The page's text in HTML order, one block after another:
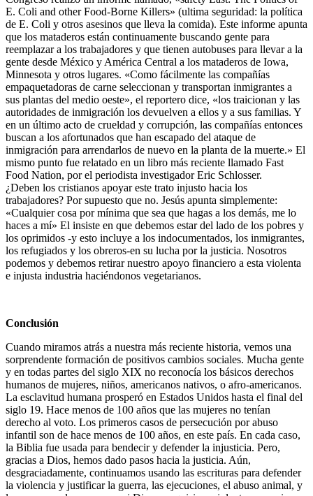
E. Coli and other Food-Borne Killers» (ultima seguridad: la política
de E. Coli y otros asesinos que lleva la comida). Este informe apunta
que los mataderos están continuamente buscando gente para
reemplazar a los trabajadores y que tienen autobuses para llevar a la
gente desde México y América Central a los mataderos de Iowa,
Minnesota y otros lugares. «Como fácilmente las compañías
empaquetadoras de carne seleccionan y transportan inmigrantes a
sus plantas del medio oeste», el reportero dice, «los traicionan y las
autoridades de inmigración los devuelven a ellos y a sus familias. Y
en un último acto de crueldad y corrupción, las compañías entonces
buscan a los afortunados que han escapado del ataque de
inmigración para arrendarlos de nuevo en la planta de la muerte.» El
mismo punto fue relatado en un libro más reciente llamado Fast
Food Nation, por el periodista investigador Eric Schlosser.
¿Deben los cristianos apoyar este trato injusto hacia los
trabajadores? Por supuesto que no. Jesús apunta simplemente:
«Cualquier cosa por mínima que sea que hagas a los demás, me lo
haces a mí» El insiste en que debemos estar del lado de los pobres y
los oprimidos -y esto incluye a los indocumentados, los inmigrantes,
los refugiados y los obreros-en su lucha por la justicia. Nosotros
podemos y debemos retirar nuestro apoyo financiero a esta violenta
e injusta industria haciéndonos vegetarianos.
Conclusión
Cuando miramos atrás a nuestra más reciente historia, vemos una
sorprendente formación de positivos cambios sociales. Mucha gente
y en todas partes del siglo XIX no reconocía los básicos derechos
humanos de mujeres, niños, americanos nativos, o afro-americanos.
La esclavitud humana prosperó en Estados Unidos hasta el final del
siglo 19. Hace menos de 100 años que las mujeres no tenían
derecho al voto. Los primeros casos de persecución por abuso
infantil son de hace menos de 100 años, en este país. En cada caso,
la Biblia fue usada para bendecir y defender la injusticia. Pero,
gracias a Dios, hemos dado pasos hacia la justicia. Aún,
desgraciadamente, continuamos usando las escrituras para defender
la violencia y justificar la guerra, las ejecuciones, el abuso animal, y